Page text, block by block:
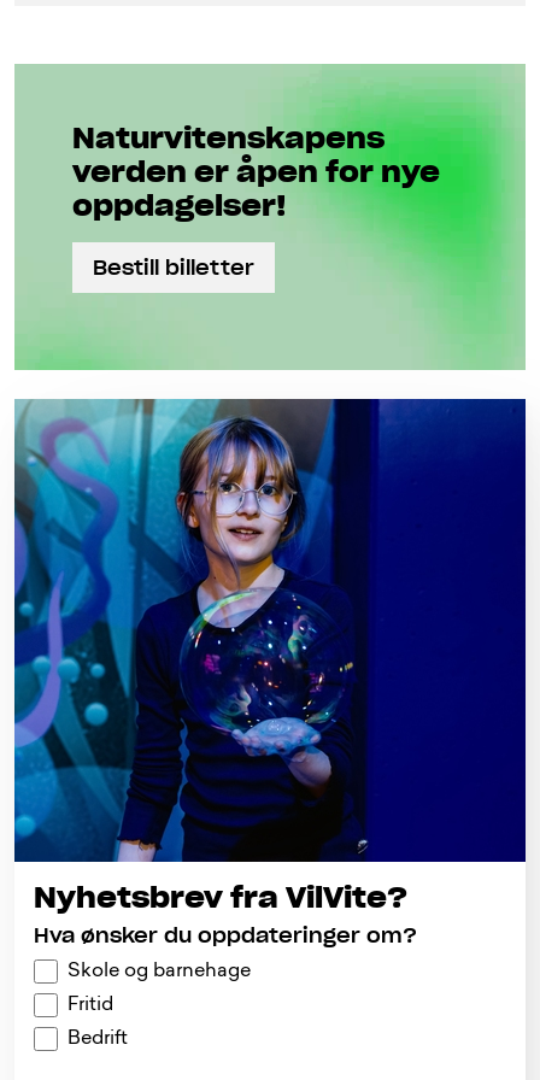
Naturviten­skapens
verden er åpen for nye
oppdagelser!
Bestill billetter
Nyhetsbrev fra VilVite?
Hva ønsker du oppdateringer om?
Skole og barnehage
Fritid
Bedrift